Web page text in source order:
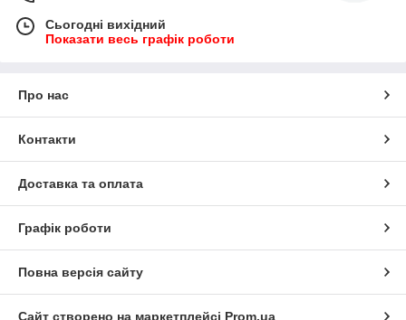
Сьогодні вихідний
Показати весь графік роботи
Про нас
Контакти
Доставка та оплата
Графік роботи
Повна версія сайту
Сайт створено на маркетплейсі Prom.ua